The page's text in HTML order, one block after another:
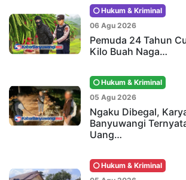
Hukum & Kriminal
06 Agu 2026
Pemuda 24 Tahun
Kilo Buah Naga…
Hukum & Kriminal
05 Agu 2026
Ngaku Dibegal,
Banyuwangi
Uang…
Hukum & Kriminal